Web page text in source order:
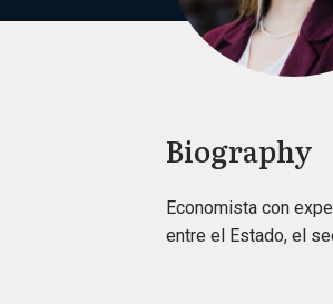
Biography
Economista con
entre el Estado, el